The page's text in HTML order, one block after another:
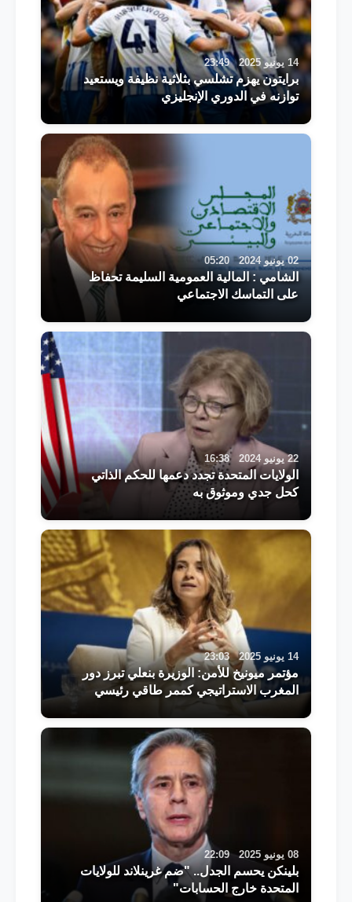
14 يونيو 2025 23:49
برايتون يهزم تشلسي بثلاثية نظيفة ويستعيد
توازنه في الدوري الإنجليزي
02 يونيو 2024 05:20
الشامي : المالية العمومية السليمة تحفاظ
على التماسك الاجتماعي
22 يونيو 2024 16:38
الولايات المتحدة تجدد دعمها للحكم الذاتي
كحل جدي وموثوق به
14 يونيو 2025 23:03
مؤتمر ميونيخ للأمن: الوزيرة بنعلي تبرز دور
المغرب الاستراتيجي كممر طاقي رئيسي
08 يونيو 2025 22:09
بلينكن يحسم الجدل.. "ضم غرينلاند للولايات
المتحدة خارج الحسابات"